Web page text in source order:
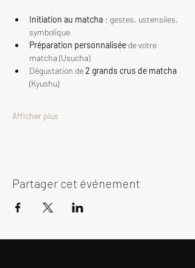
Initiation au matcha : gestes, ustensiles,
symbolique
Préparation personnalisée de votre
matcha (Usucha)
Dégustation de 2 grands crus de matcha
(Kyushu)
Afficher plus
Partager cet événement